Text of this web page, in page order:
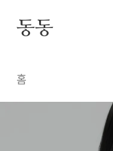
동동
홈